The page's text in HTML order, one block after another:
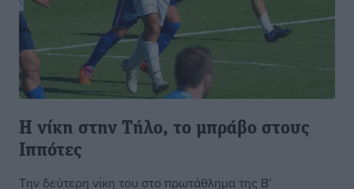
Η νίκη στην Τήλο, το μπράβο στους
Ιππότες
Την δεύτερη νίκη του στο πρωτάθλημα της Β’